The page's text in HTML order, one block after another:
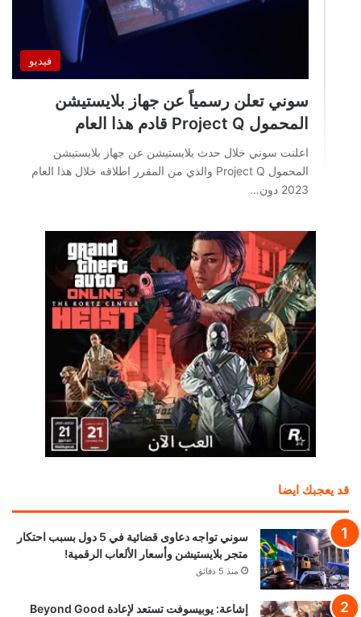
فيديو
سوني تعلن رسمياً عن جهاز بلايستيشن
المحمول Project Q قادم هذا العام
اعلنت سوني خلال حدث بلايستيشن عن جهاز بلايستيشن
المحمول Project Q والذي من المقرر اطلاقه خلال هذا العام
2023 دون…
قد يعجبك ايضا
سوني تواجه دعاوى قضائية في 5 دول بسبب احتكار
متجر بلايستيشن وأسعار الألعاب الرقمية!
منذ 5 دقائق
إشاعة: يوبيسوفت تستعد لإعادة Beyond Good